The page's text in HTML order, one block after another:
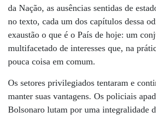
da Nação, as ausências sentidas de
no texto, cada um dos capítulos dessa
exaustão o que é o País de hoje: um
multifacetado de interesses que, na
pouca coisa em comum.
Os setores privilegiados tentaram e
manter suas vantagens. Os policiais
Bolsonaro lutam por uma integralidade